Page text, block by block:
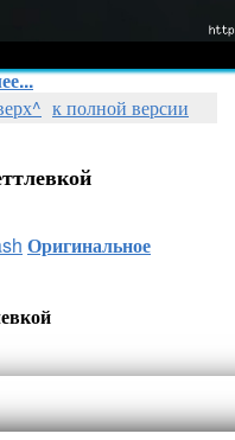
к полной версии
Оригинальное